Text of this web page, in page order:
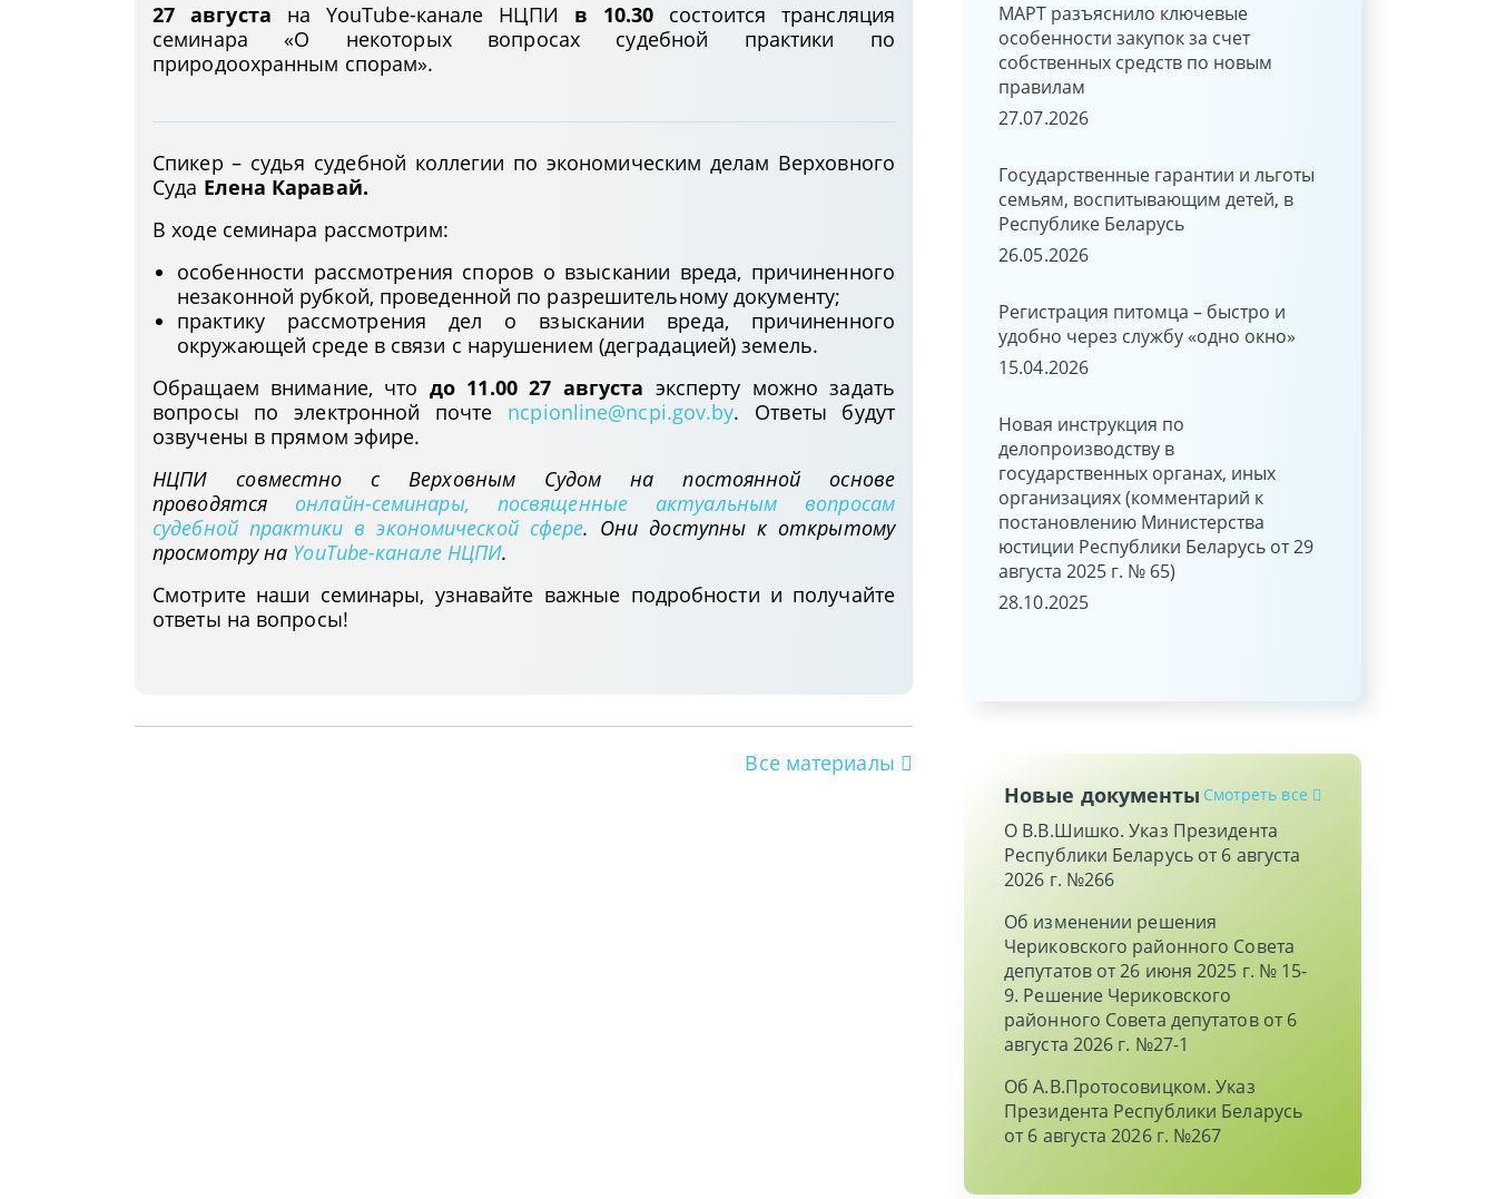
27 августа на YouTube-канале НЦПИ в 10.30 состоится трансляция
семинара «О некоторых вопросах судебной практики по
природоохранным спорам».
Спикер – судья судебной коллегии по экономическим делам Верховного
Суда Елена Каравай.
В ходе семинара рассмотрим:
особенности рассмотрения споров о взыскании вреда, причиненного
незаконной рубкой, проведенной по разрешительному документу;
практику рассмотрения дел о взыскании вреда, причиненного
окружающей среде в связи с нарушением (деградацией) земель.
Обращаем внимание, что до 11.00 27 августа эксперту можно задать
вопросы по электронной почте ncpionline@ncpi.gov.by. Ответы будут
озвучены в прямом эфире.
НЦПИ совместно с Верховным Судом на постоянной основе
проводятся онлайн-семинары, посвященные актуальным вопросам
судебной практики в экономической сфере. Они доступны к открытому
просмотру на YouTube-канале НЦПИ.
Смотрите наши семинары, узнавайте важные подробности и получайте
ответы на вопросы!
Все материалы
О возможности предоставления
социального налогового вычета по
Заключение соглашения о
сотрудничестве между банком
Сопроводительные письма
(запросы), направленные в
госорганы (организации) в
отношении кандидата на должность
служащего: нюансы оформления и
10 ответов на вопросы по
обязательному аудиту годовой
отчетности за 2024 год
МАРТ разъяснило ключевые
особенности закупок за счет
собственных средств по новым
правилам
27.07.2026
Государственные гарантии и льготы
семьям, воспитывающим детей, в
Республике Беларусь
26.05.2026
Регистрация питомца – быстро и
удобно через службу «одно окно»
15.04.2026
Новая инструкция по
делопроизводству в
государственных органах, иных
организациях (комментарий к
постановлению Министерства
юстиции Республики Беларусь от 29
августа 2025 г. № 65)
28.10.2025
Новые документы Смотреть все
О В.В.Шишко. Указ Президента
Республики Беларусь от 6 августа
2026 г. №266
Об изменении решения
Чериковского районного Совета
депутатов от 26 июня 2025 г. № 15-
9. Решение Чериковского
районного Совета депутатов от 6
августа 2026 г. №27-1
Об А.В.Протосовицком. Указ
Президента Республики Беларусь
от 6 августа 2026 г. №267